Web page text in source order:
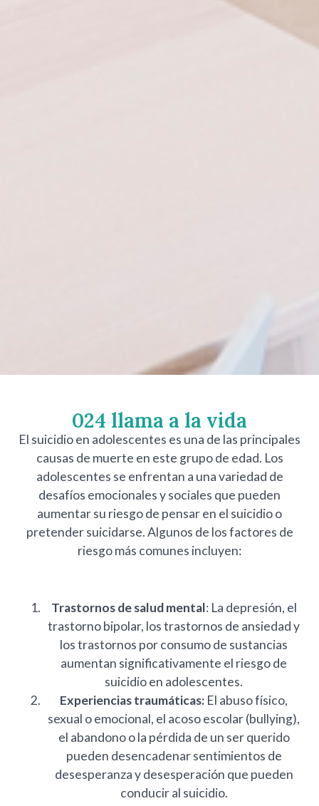
024 llama a la vida
El suicidio en adolescentes es una de las principales
causas de muerte en este grupo de edad. Los
adolescentes se enfrentan a una variedad de
desafíos emocionales y sociales que pueden
aumentar su riesgo de pensar en el suicidio o
pretender suicidarse. Algunos de los factores de
riesgo más comunes incluyen:
Trastornos de salud mental: La depresión, el
trastorno bipolar, los trastornos de ansiedad y
los trastornos por consumo de sustancias
aumentan significativamente el riesgo de
suicidio en adolescentes.
Experiencias traumáticas: El abuso físico,
sexual o emocional, el acoso escolar (bullying),
el abandono o la pérdida de un ser querido
pueden desencadenar sentimientos de
desesperanza y desesperación que pueden
conducir al suicidio.